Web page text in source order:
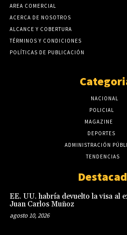
AREA COMERCIAL
ACERCA DE NOSOTROS
ALCANCE Y COBERTURA
TÉRMINOS Y CONDICIONES
POLÍTICAS DE PUBLICACIÓN
NACIONAL
POLICIAL
MAGAZINE
DEPORTES
ADMINISTRACIÓN
TENDENCIAS
EE. UU. habría devuelto la visa al
Juan Carlos Muñoz
agosto 10, 2026